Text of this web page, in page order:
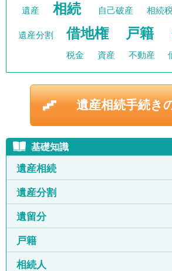
遺産 相続 自己破産 相続
遺産分割 借地権 戸籍
税金 資産 不動産
遺産相続手続き
基礎知識
遺産相続
遺産分割
遺留分
戸籍
相続人